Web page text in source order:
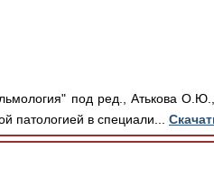
под ред., Атькова
патологией в специали...